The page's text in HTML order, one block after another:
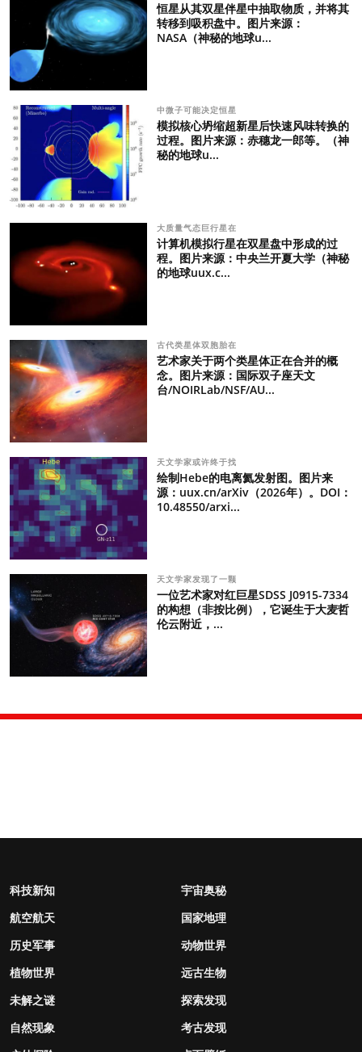
恒星从其双星伴星中抽取物质，并将其
转移到吸积盘中。图片来源：
NASA（神秘的地球u...
中微子可能决定恒星
模拟核心坍缩超新星后快速风味转换的
过程。图片来源：赤穗龙一郎等。（神
秘的地球u...
大质量气态巨行星在
计算机模拟行星在双星盘中形成的过
程。图片来源：中央兰开夏大学（神秘
的地球uux.c...
古代类星体双胞胎在
艺术家关于两个类星体正在合并的概
念。图片来源：国际双子座天文
台/NOIRLab/NSF/AU...
天文学家或许终于找
绘制Hebe的电离氦发射图。图片来
源：uux.cn/arXiv（2026年）。DOI：
10.48550/arxi...
天文学家发现了一颗
一位艺术家对红巨星SDSS J0915-7334
的构想（非按比例），它诞生于大麦哲
伦云附近，...
科技新知
宇宙奥秘
航空航天
国家地理
历史军事
动物世界
植物世界
远古生物
未解之谜
探索发现
自然现象
考古发现